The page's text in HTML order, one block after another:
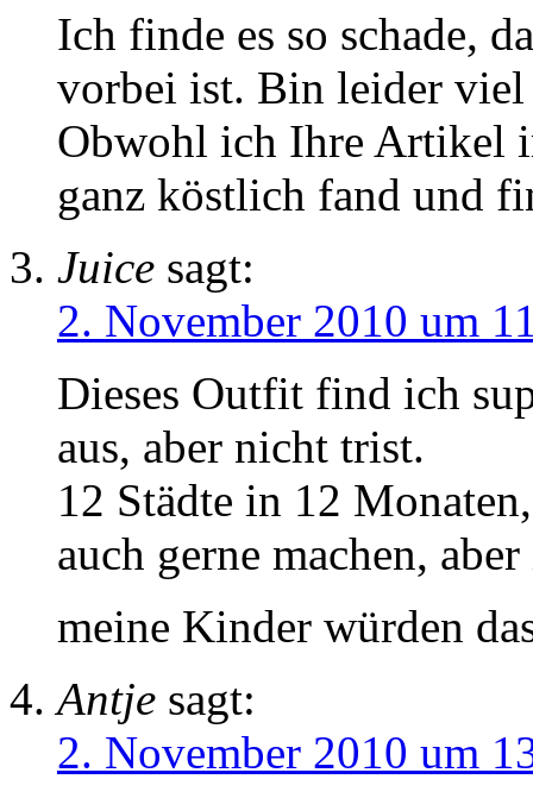
Ich finde es so schade,
vorbei ist. Bin leider viel
Obwohl ich Ihre Artikel
ganz köstlich fand und
Juice sagt:
2. November 2010 um
Dieses Outfit find ich
aus, aber nicht trist.
12 Städte in 12
auch gerne machen,
meine Kinder würden
Antje sagt:
2. November 2010 um